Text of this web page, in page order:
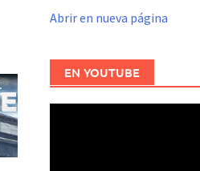
Abrir en nueva página
EN YOUTUBE